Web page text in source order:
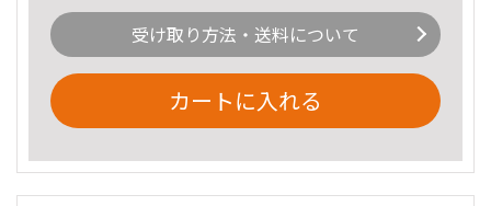
受け取り方法・送料について
カートに入れる